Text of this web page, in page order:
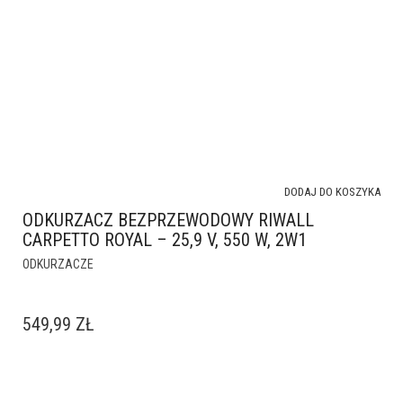
ODKURZACZ BEZPRZEWODOWY RIWALL
CARPETTO ROYAL – 25,9 V, 550 W, 2W1
ODKURZACZE
DODAJ DO KOSZYKA
549,99 ZŁ